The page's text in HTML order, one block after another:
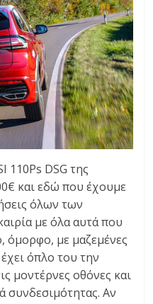
110Ps DSG της
και εδώ που έχουμε
όλων των
με όλα αυτά που
όμορφο, με μαζεμένες
όπλο του την
μοντέρνες οθόνες και
συνδεσιμότητας. Αν